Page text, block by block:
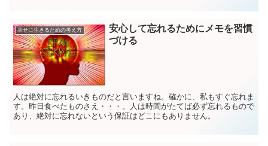
幸せに生きるための考え方
安心して忘れるためにメモを習慣
づける
人は絶対に忘れるいきものだと言いますね。確かに、私もすぐ忘れま
す。昨日食べたものさえ・・・。人は時間がたてば必ず忘れるもので
あり、絶対に忘れないという保証はどこにもありません。